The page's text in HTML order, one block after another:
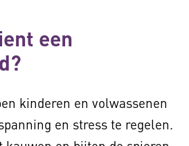
een
kinderen en volwassenen
en stress te regelen.